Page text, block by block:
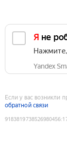
Я не
Yandex
Если у вас возникли
обратной связи
9183819738526980456: